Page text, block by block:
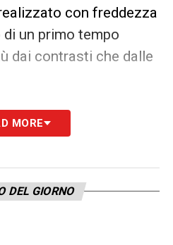
con freddezza
un primo tempo
dai contrasti che dalle
un episodio che pesa.
e lo tocca col
para Colombo, tenendo
minuti più tardi la
MORE
DEL GIORNO